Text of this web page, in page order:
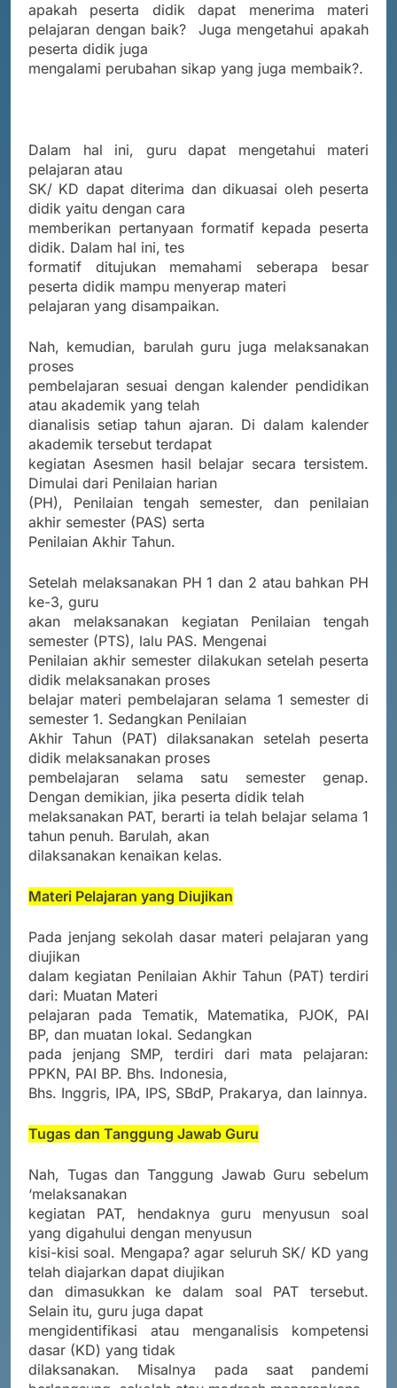
apakah peserta didik dapat menerima materi
pelajaran dengan baik?
Juga mengetahui apakah
peserta didik juga
mengalami perubahan sikap yang juga membaik?.
Dalam hal ini, guru dapat mengetahui materi
pelajaran atau
SK/ KD dapat diterima dan dikuasai oleh peserta
didik yaitu dengan cara
memberikan pertanyaan formatif kepada peserta
didik. Dalam hal ini, tes
formatif ditujukan memahami seberapa besar
peserta didik mampu menyerap materi
pelajaran yang disampaikan.
Nah, kemudian, barulah guru juga melaksanakan
proses
pembelajaran sesuai dengan kalender pendidikan
atau akademik yang telah
dianalisis setiap tahun ajaran. Di dalam kalender
akademik tersebut terdapat
kegiatan Asesmen hasil belajar secara tersistem.
Dimulai dari Penilaian harian
(PH), Penilaian tengah semester, dan penilaian
akhir semester (PAS) serta
Penilaian Akhir Tahun.
Setelah melaksanakan PH 1 dan 2 atau bahkan PH
ke-3, guru
akan melaksanakan kegiatan Penilaian tengah
semester (PTS), lalu PAS. Mengenai
Penilaian akhir semester dilakukan setelah peserta
didik melaksanakan proses
belajar materi pembelajaran selama 1 semester di
semester 1. Sedangkan Penilaian
Akhir Tahun (PAT) dilaksanakan setelah peserta
didik melaksanakan proses
pembelajaran selama satu semester genap.
Dengan demikian, jika peserta didik telah
melaksanakan PAT, berarti ia telah belajar selama 1
tahun penuh. Barulah, akan
dilaksanakan kenaikan kelas.
Materi Pelajaran yang Diujikan
Pada jenjang sekolah dasar materi pelajaran yang
diujikan
dalam kegiatan Penilaian Akhir Tahun (PAT) terdiri
dari: Muatan Materi
pelajaran pada Tematik, Matematika, PJOK, PAI
BP, dan muatan lokal. Sedangkan
pada jenjang SMP, terdiri dari mata pelajaran:
PPKN, PAI BP. Bhs. Indonesia,
Bhs. Inggris, IPA, IPS, SBdP, Prakarya, dan lainnya.
Tugas dan Tanggung Jawab Guru
Nah, Tugas dan Tanggung Jawab Guru sebelum
‘melaksanakan
kegiatan PAT, hendaknya guru menyusun soal
yang digahului dengan menyusun
kisi-kisi soal. Mengapa? agar seluruh SK/ KD yang
telah diajarkan dapat diujikan
dan dimasukkan ke dalam soal PAT tersebut.
Selain itu, guru juga dapat
mengidentifikasi atau menganalisis kompetensi
dasar (KD) yang tidak
dilaksanakan. Misalnya pada saat pandemi